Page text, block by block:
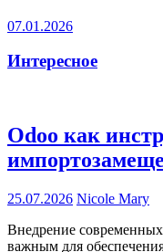
07.01.2026
Интересное
Odoo как
25.07.2026 Nicole Mary
Внедрение
важным для